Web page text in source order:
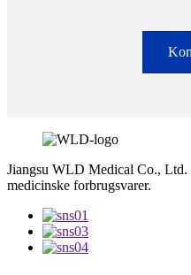
Jiangsu WLD Medical Co., Ltd.
medicinske forbrugsvarer.